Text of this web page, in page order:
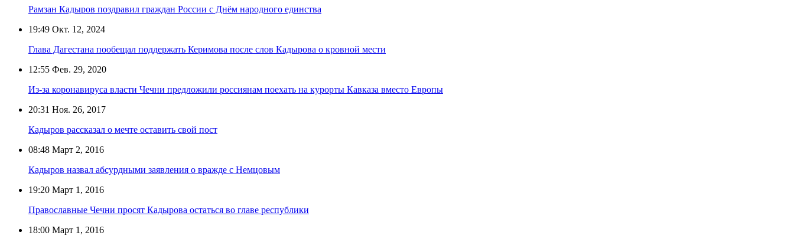
Рамзан Кадыров поздравил граждан России с Днём народного единства
19:49 Окт. 12, 2024
Глава Дагестана пообещал поддержать Керимова после слов Кадырова о кровной мести
12:55 Фев. 29, 2020
Из-за коронавируса власти Чечни предложили россиянам поехать на курорты Кавказа вместо Европы
20:31 Ноя. 26, 2017
Кадыров рассказал о мечте оставить свой пост
08:48 Март 2, 2016
Кадыров назвал абсурдными заявления о вражде с Немцовым
19:20 Март 1, 2016
Православные Чечни просят Кадырова остаться во главе республики
18:00 Март 1, 2016